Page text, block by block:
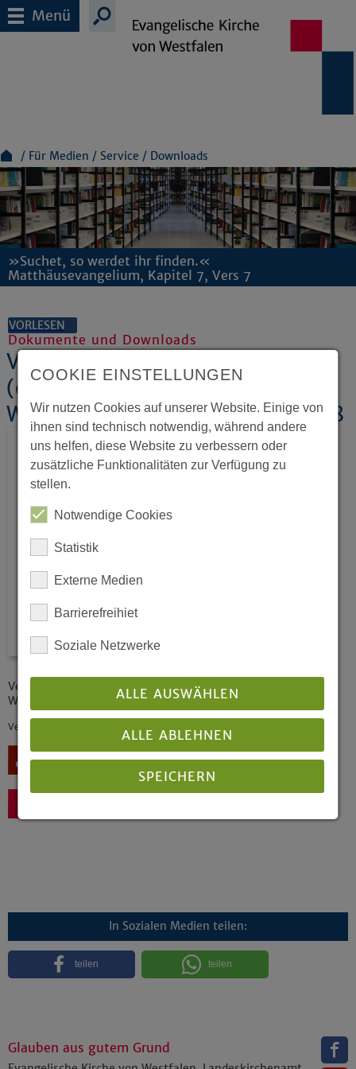
Menü
Für Medien Service Downloads
»Suchet, so werdet ihr finden.«
Matthäusevangelium, Kapitel 7, Vers 7
VORLESEN
Dokumente und Downloads
Verhandlungen der 1.
(ordentlichen) Tagung der 16.
Westfälischen Landessynode 2008
Verhandlungen der 1. (ordentlichen) Tagung der 16.
Westfälischen Landessynode vom 10. bis 14. November 2008
Veröffentlicht: 11/2008
Download
In Sozialen Medien teilen:
teilen teilen
Glauben aus gutem Grund
COOKIE EINSTELLUNGEN
Wir nutzen Cookies auf unserer Website. Einige von
ihnen sind technisch notwendig, während andere
uns helfen, diese Website zu verbessern oder
zusätzliche Funktionalitäten zur Verfügung zu
stellen.
Notwendige Cookies
Statistik
Externe Medien
Barrierefreihiet
Soziale Netzwerke
ALLE AUSWÄHLEN
ALLE ABLEHNEN
SPEICHERN